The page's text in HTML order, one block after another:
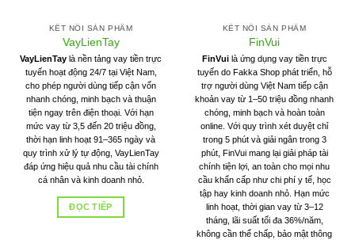
KẾT NỐI SẢN PHẨM
VayLienTay
VayLienTay là nền tảng vay tiền trực
tuyến hoạt động 24/7 tại Việt Nam,
cho phép người dùng tiếp cận vốn
nhanh chóng, minh bạch và thuận
tiện ngay trên điện thoại. Với hạn
mức vay từ 3,5 đến 20 triệu đồng,
thời hạn linh hoạt 91–365 ngày và
quy trình xử lý tự động, VayLienTay
đáp ứng hiệu quả nhu cầu tài chính
cá nhân và kinh doanh nhỏ.
ĐỌC TIẾP
KẾT NỐI SẢN PHẨM
FinVui
FinVuilà ứng dụng vay tiền trực
tuyến do Fakka Shop phát triển, hỗ
trợ người dùng Việt Nam tiếp cận
khoản vay từ 1–50 triệu đồng nhanh
chóng, minh bạch và hoàn toàn
online. Với quy trình xét duyệt chỉ
trong 5 phút và giải ngân trong 3
phút, FinVui mang lại giải pháp tài
chính tiện lợi, an toàn cho mọi nhu
cầu khẩn cấp như chi phí y tế, học
tập hay kinh doanh nhỏ. Hạn mức
linh hoạt, thời gian vay từ 3–12
tháng, lãi suất tối đa 36%/năm,
không cần thế chấp, bảo mật thông